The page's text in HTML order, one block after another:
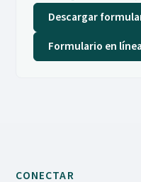
Descargar
Formulario en línea
CONECTAR